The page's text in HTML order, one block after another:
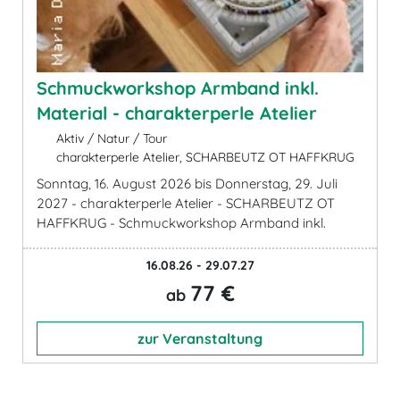
Schmuckworkshop Armband inkl.
Material - charakterperle Atelier
Aktiv / Natur / Tour
charakterperle Atelier, SCHARBEUTZ OT HAFFKRUG
Sonntag, 16. August 2026 bis Donnerstag, 29. Juli
2027 - charakterperle Atelier - SCHARBEUTZ OT
HAFFKRUG - Schmuckworkshop Armband inkl.
16.08.26 - 29.07.27
ab 77 €
zur Veranstaltung